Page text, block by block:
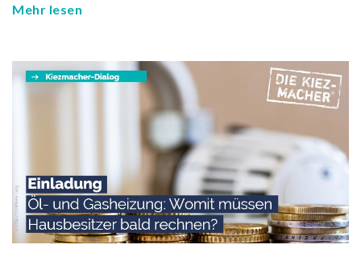
Mehr lesen